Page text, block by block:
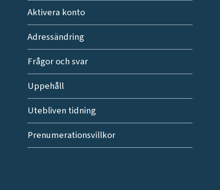
Aktivera konto
Adressändring
Frågor och svar
Uppehåll
Utebliven tidning
Prenumerationsvillkor